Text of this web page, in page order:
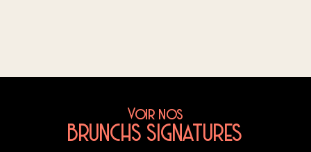
Voir nos
BRUNCHS SIGNATURES